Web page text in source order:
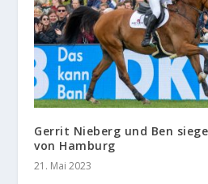
Gerrit Nieberg und Ben
von Hamburg
21. Mai 2023